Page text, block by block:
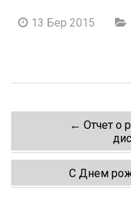
13 Бер 2015
navigation
← Отчет о
С Днем